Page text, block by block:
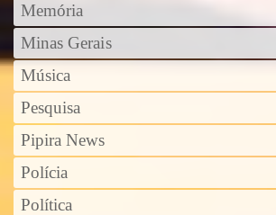
Memória
Minas Gerais
Música
Pesquisa
Pipira News
Polícia
Política